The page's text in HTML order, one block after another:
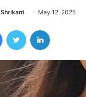
Shrikant May 12, 2025